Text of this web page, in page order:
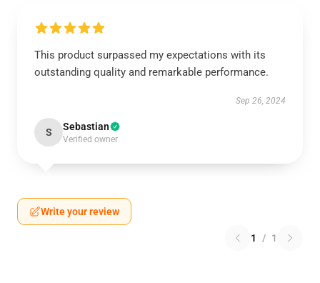
This product surpassed my expectations with its
outstanding quality and remarkable performance.
Sep 26, 2024
S Sebastian
Verified owner
Write your review
1 / 1